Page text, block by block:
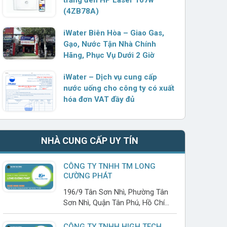
(4ZB78A)
iWater Biên Hòa – Giao Gas,
Gạo, Nước Tận Nhà Chính
Hãng, Phục Vụ Dưới 2 Giờ
iWater – Dịch vụ cung cấp
nước uống cho công ty có xuất
hóa đơn VAT đầy đủ
NHÀ CUNG CẤP UY TÍN
CÔNG TY TNHH TM LONG
CƯỜNG PHÁT
196/9 Tân Sơn Nhì, Phường Tân
Sơn Nhì, Quận Tân Phú, Hồ Chí
Minh